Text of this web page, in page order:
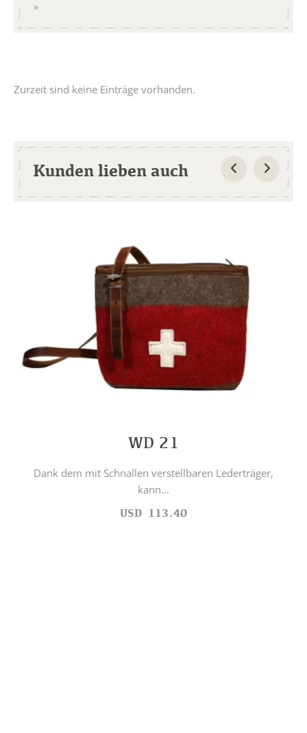
Zurzeit sind keine Einträge vorhanden.
Kunden lieben auch
WD 21
Dank dem mit Schnallen verstellbaren Lederträger,
kann...
USD 113.40